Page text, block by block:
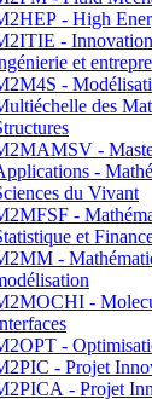
- High
-
et
-
des
-
-
du Vivant
-
et
-
-
-
- Projet
- Projet